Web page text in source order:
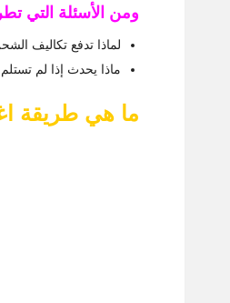
ومن الأسئلة التي
لماذا تدفع تكاليف
ماذا يحدث إذا لم
ما هي طريقة